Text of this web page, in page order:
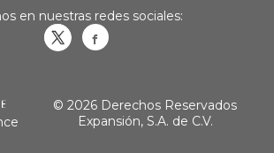
en nuestras redes sociales:
© 2026 Derechos Reservados
Expansión, S.A. de C.V.